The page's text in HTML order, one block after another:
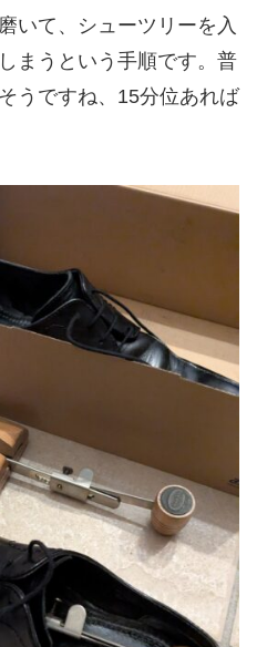
いて、シューツリーを入
まうという手順です。普
うですね、15分位あれば